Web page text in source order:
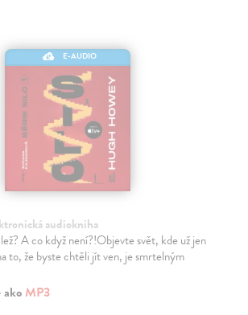
E-AUDIO
audiokniha
A co když není?!Objevte svět, kde už jen
to, že byste chtěli jít ven, je smrtelným
MP3